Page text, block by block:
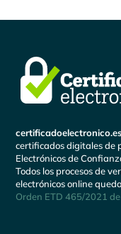
certificadoelectronico.es
certificados digitales de
Electrónicos de
Todos los procesos de
electrónicos online
Orden ETD 465/2021